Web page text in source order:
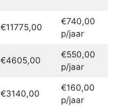
€11775,00
€740,00
p/jaar
€4605,00
€550,00
p/jaar
€3140,00
€160,00
p/jaar